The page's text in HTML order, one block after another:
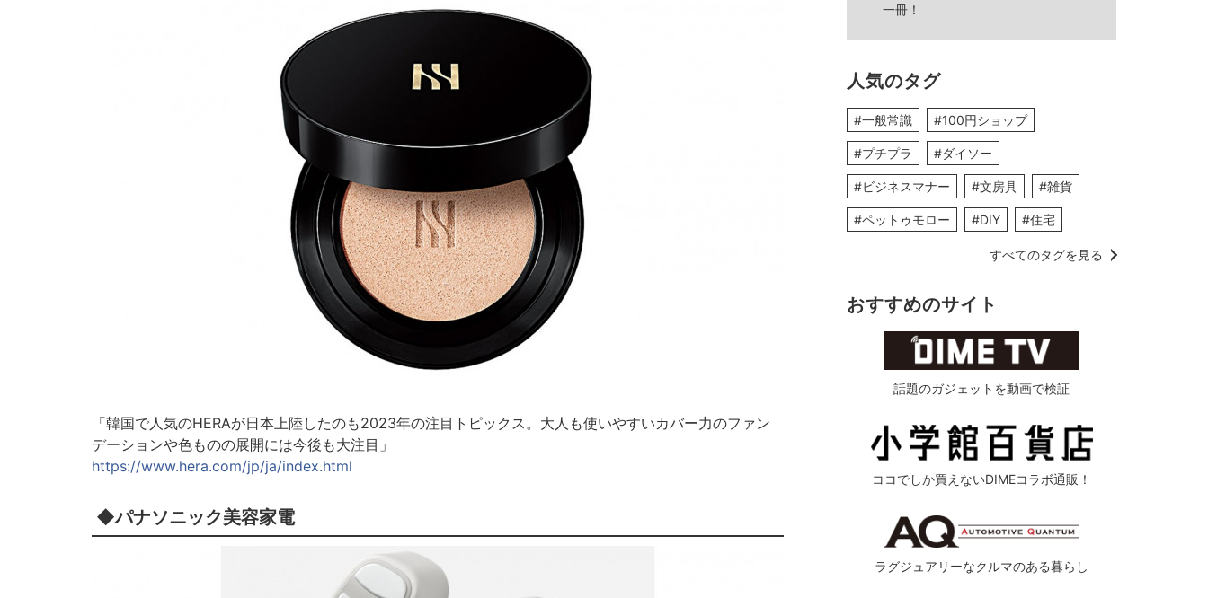
「韓国で人気のHERAが日本上陸したのも2023年の注目トピックス。大人も使いやすいカバー力のファン
デーションや色ものの展開には今後も大注目」
https://www.hera.com/jp/ja/index.html
◆パナソニック美容家電
一冊！
人気のタグ
#一般常識 #100円ショップ
#プチプラ #ダイソー
#ビジネスマナー #文房具 #雑貨
#ペットゥモロー #DIY #住宅
すべてのタグを見る
おすすめのサイト
話題のガジェットを動画で検証
ココでしか買えないDIMEコラボ通販！
ラグジュアリーなクルマのある暮らし